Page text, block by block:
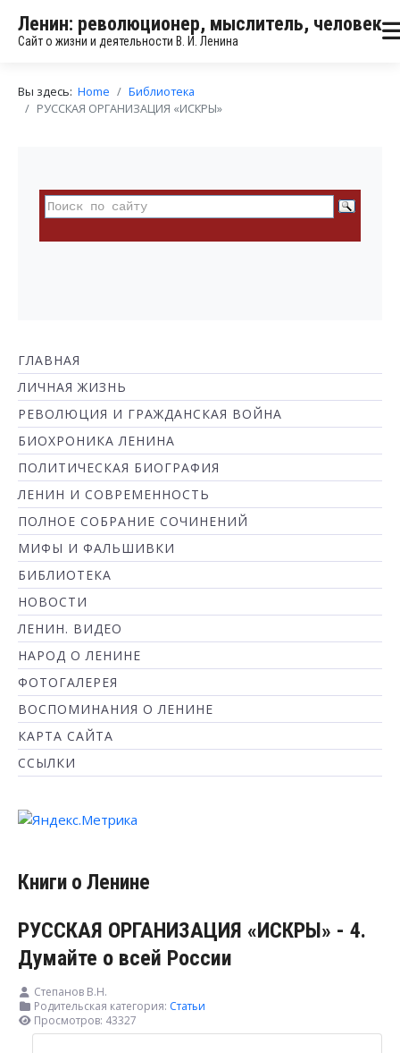
Ленин: революционер, мыслитель, человек
Сайт о жизни и деятельности В. И. Ленина
Вы здесь: Home
Библиотека
РУССКАЯ ОРГАНИЗАЦИЯ «ИСКРЫ»
ГЛАВНАЯ
ЛИЧНАЯ ЖИЗНЬ
РЕВОЛЮЦИЯ И ГРАЖДАНСКАЯ ВОЙНА
БИОХРОНИКА ЛЕНИНА
ПОЛИТИЧЕСКАЯ БИОГРАФИЯ
ЛЕНИН И СОВРЕМЕННОСТЬ
ПОЛНОЕ СОБРАНИЕ СОЧИНЕНИЙ
МИФЫ И ФАЛЬШИВКИ
БИБЛИОТЕКА
НОВОСТИ
ЛЕНИН. ВИДЕО
НАРОД О ЛЕНИНЕ
ФОТОГАЛЕРЕЯ
ВОСПОМИНАНИЯ О ЛЕНИНЕ
КАРТА САЙТА
ССЫЛКИ
Книги о Ленине
РУССКАЯ ОРГАНИЗАЦИЯ «ИСКРЫ» - 4.
Думайте о всей России
Степанов В.Н.
Родительская категория: Статьи
Просмотров: 43327